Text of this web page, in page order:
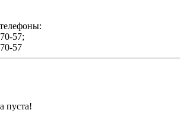
57;
57
пуста!